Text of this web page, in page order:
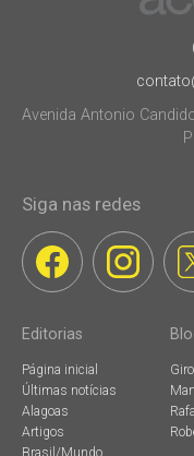
Avenida Antonio
Siga nas redes
Editorias
Página inicial
Últimas notícias
Alagoas
Artigos
Brasil/Mundo